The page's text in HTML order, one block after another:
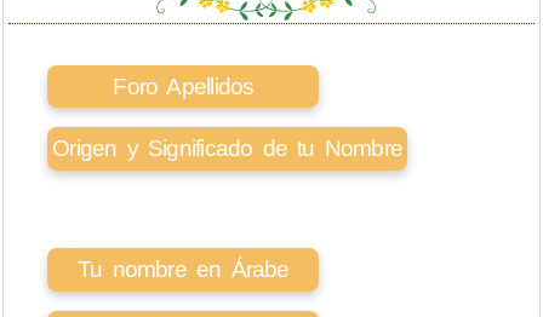
Foro Apellidos
Origen y Significado de tu Nombre
Tu nombre en Árabe